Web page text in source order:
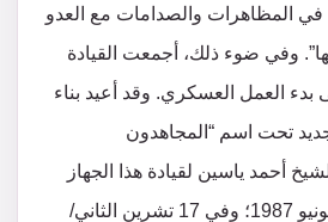
في المظاهرات والصدامات مع العدو
وفي ضوء ذلك، أجمعت القيادة
في 1986 على بدء العمل العسكري. وقد أعيد بناء
تحت اسم “المجاهدون
أحمد ياسين لقيادة هذا الجهاز
في منتصف حزيران/ يونيو 1987؛ وفي 17 تشرين الثاني/